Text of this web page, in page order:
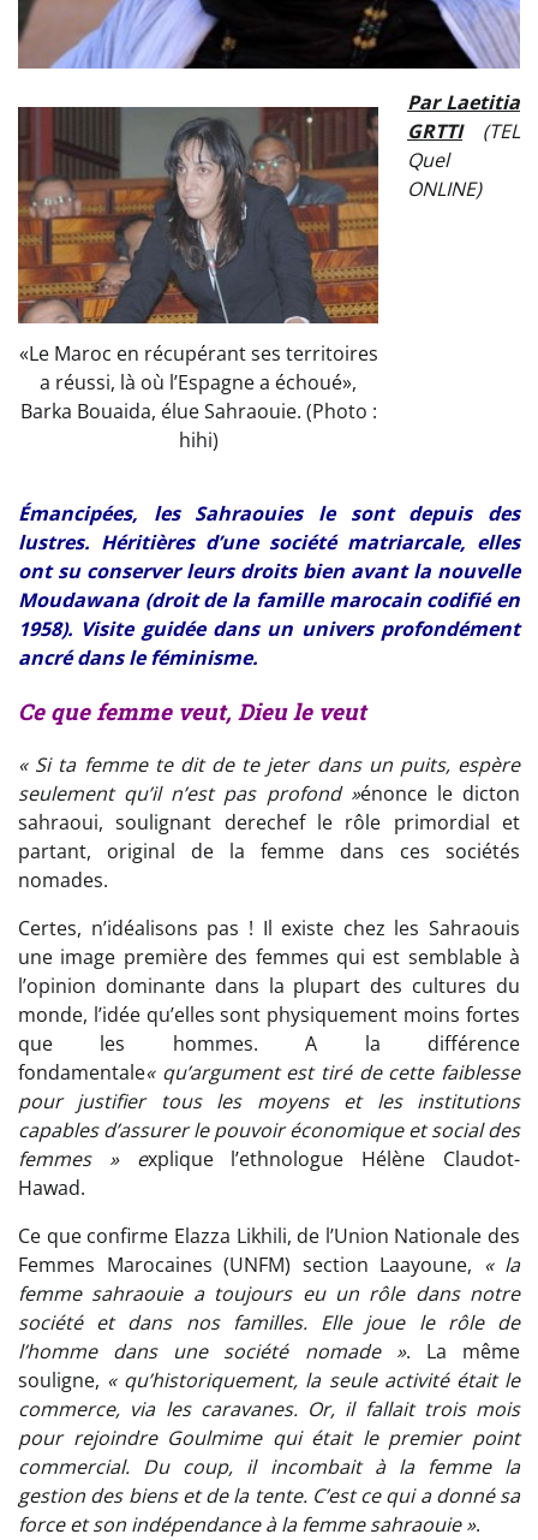
«Le Maroc en récupérant ses territoires
a réussi, là où l’Espagne a échoué»,
Barka Bouaida, élue Sahraouie. (Photo :
hihi)
Par Laetitia
GRTTI
(TEL
Quel
ONLINE)
Émancipées, les Sahraouies le sont depuis des
lustres. Héritières d’une société matriarcale, elles
ont su conserver leurs droits bien avant la nouvelle
Moudawana (droit de la famille marocain codifié en
1958). Visite guidée dans un univers profondément
ancré dans le féminisme.
Ce que femme veut, Dieu le veut
« Si ta femme te dit de te jeter dans un puits, espère
seulement qu’il n’est pas profond »énonce le dicton
sahraoui, soulignant derechef le rôle primordial et
partant, original de la femme dans ces sociétés
nomades.
Certes, n’idéalisons pas ! Il existe chez les Sahraouis
une image première des femmes qui est semblable à
l’opinion dominante dans la plupart des cultures du
monde, l’idée qu’elles sont physiquement moins fortes
que les hommes. A la différence
fondamentale« qu’argument est tiré de cette faiblesse
pour justifier tous les moyens et les institutions
capables d’assurer le pouvoir économique et social des
femmes » explique l’ethnologue Hélène Claudot-
Hawad.
Ce que confirme Elazza Likhili, de l’Union Nationale des
Femmes Marocaines (UNFM) section Laayoune, « la
femme sahraouie a toujours eu un rôle dans notre
société et dans nos familles. Elle joue le rôle de
l’homme dans une société nomade ». La même
souligne, « qu’historiquement, la seule activité était le
commerce, via les caravanes. Or, il fallait trois mois
pour rejoindre Goulmime qui était le premier point
commercial. Du coup, il incombait à la femme la
gestion des biens et de la tente. C’est ce qui a donné sa
force et son indépendance à la femme sahraouie ».